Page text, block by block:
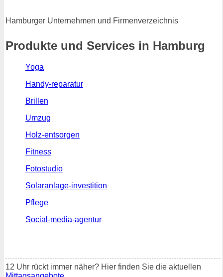
Hamburger Unternehmen und Firmenverzeichnis
Produkte und Services in Hamburg
Yoga
Handy-reparatur
Brillen
Umzug
Holz-entsorgen
Fitness
Fotostudio
Solaranlage-investition
Pflege
Social-media-agentur
12 Uhr rückt immer näher? Hier finden Sie die aktuellen